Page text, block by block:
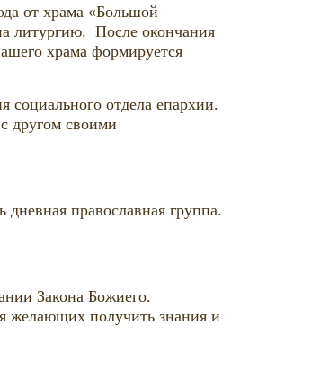
от храма «Большой
литургию. После окончания
храма формируется
социального отдела епархии.
другом своими
православная группа.
Закона Божиего.
желающих получить знания и